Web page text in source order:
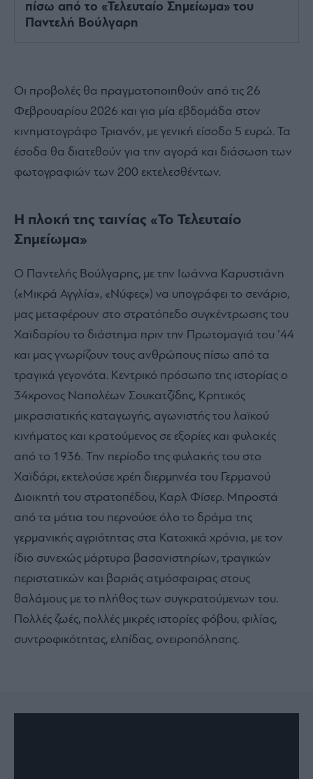
πίσω από το «Τελευταίο Σημείωμα» του
Παντελή Βούλγαρη
Οι προβολές θα πραγματοποιηθούν από τις 26
Φεβρουαρίου 2026 και για μία εβδομάδα στον
κινηματογράφο Τριανόν, με γενική είσοδο 5 ευρώ. Τα
έσοδα θα διατεθούν για την αγορά και διάσωση των
φωτογραφιών των 200 εκτελεσθέντων.
Η πλοκή της ταινίας «Το Τελευταίο
Σημείωμα»
Ο Παντελής Βούλγαρης, με την Ιωάννα Καρυστιάνη
(«Μικρά Αγγλία», «Νύφες») να υπογράφει το σενάριο,
μας μεταφέρουν στο στρατόπεδο συγκέντρωσης του
Χαϊδαρίου το διάστημα πριν την Πρωτομαγιά του ’44
και μας γνωρίζουν τους ανθρώπους πίσω από τα
τραγικά γεγονότα. Κεντρικό πρόσωπο της ιστορίας ο
34χρονος Ναπολέων Σουκατζίδης, Κρητικός
μικρασιατικής καταγωγής, αγωνιστής του λαϊκού
κινήματος και κρατούμενος σε εξορίες και φυλακές
από το 1936. Την περίοδο της φυλακής του στο
Χαϊδάρι, εκτελούσε χρέη διερμηνέα του Γερμανού
Διοικητή του στρατοπέδου, Καρλ Φίσερ. Μπροστά
από τα μάτια του περνούσε όλο το δράμα της
γερμανικής αγριότητας στα Κατοχικά χρόνια, με τον
ίδιο συνεχώς μάρτυρα βασανιστηρίων, τραγικών
περιστατικών και βαριάς ατμόσφαιρας στους
θαλάμους με το πλήθος των συγκρατούμενων του.
Πολλές ζωές, πολλές μικρές ιστορίες φόβου, φιλίας,
συντροφικότητας, ελπίδας, ονειροπόλησης.